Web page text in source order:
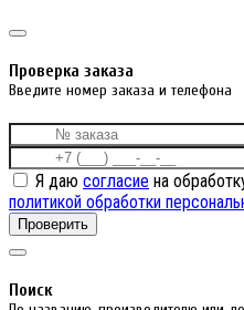
Проверка заказа
Введите номер заказа и телефона
Я даю согласие на
политикой обработки
Проверить
Поиск